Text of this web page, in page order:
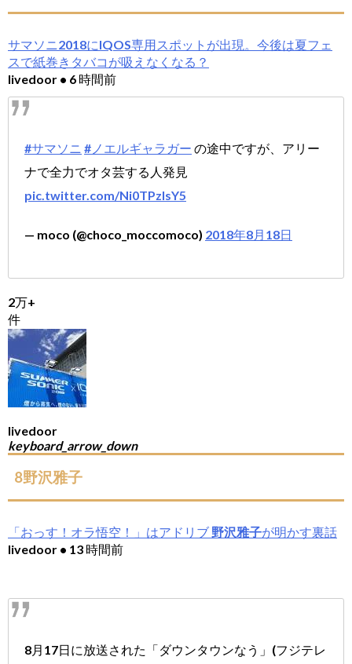
サマソニ2018にIQOS専用スポットが出現。今後は夏フェ
スで紙巻きタバコが吸えなくなる？
livedoor • 6 時間前
#サマソニ #ノエルギャラガー の途中ですが、アリー
ナで全力でオタ芸する人発見
pic.twitter.com/Ni0TPzIsY5
— moco (@choco_moccomoco) 2018年8月18日
2万+
件
livedoor
keyboard_arrow_down
8野沢雅子
「おっす！オラ悟空！」はアドリブ 野沢雅子が明かす裏話
livedoor • 13 時間前
8月17日に放送された「ダウンタウンなう」(フジテレ